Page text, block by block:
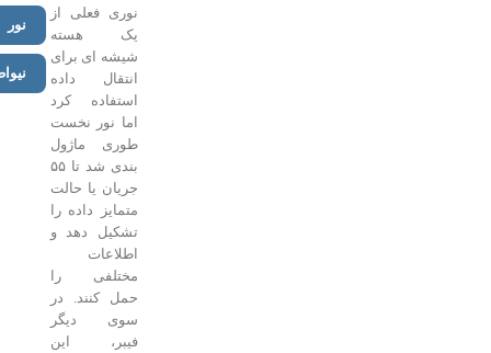
نوری فعلی از
یک هسته
شیشه ای برای
انتقال داده
استفاده کرد
اما نور نخست
طوری ماژول
بندی شد تا ۵۵
جریان یا حالت
متمایز داده را
تشکیل دهد و
مختلفی را
حمل کنند. در
سوی دیگر
فیبر، این
نور
نیواطلس